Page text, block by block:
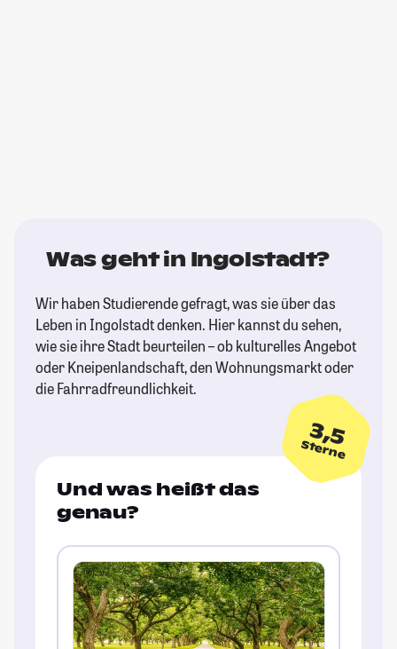
Was geht in Ingolstadt?
Wir haben Studierende gefragt, was sie über das
Leben in Ingolstadt denken. Hier kannst du sehen,
wie sie ihre Stadt beurteilen – ob kulturelles Angebot
oder Kneipenlandschaft, den Wohnungsmarkt oder
die Fahrradfreundlichkeit.
3,5
Sterne
Und was heißt das
genau?